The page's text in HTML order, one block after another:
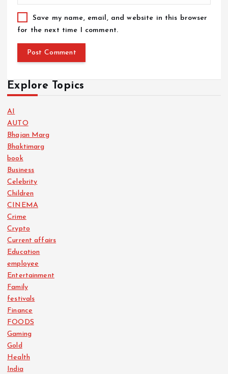
Save my name, email, and website in this browser
for the next time I comment.
Explore Topics
AI
AUTO
Bhajan Marg
Bhaktimarg
book
Business
Celebrity
Children
CINEMA
Crime
Crypto
Current affairs
Education
employee
Entertainment
Family
festivals
Finance
FOODS
Gaming
Gold
Health
India